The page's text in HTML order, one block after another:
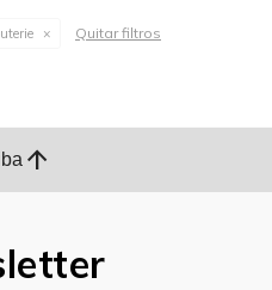
Quitar filtros
arrow_upward